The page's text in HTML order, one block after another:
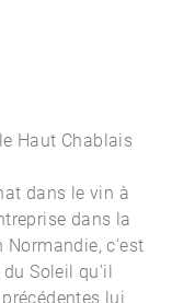
Haut Chablais
dans le vin à
dans la
c'est
du Soleil qu'il
lui